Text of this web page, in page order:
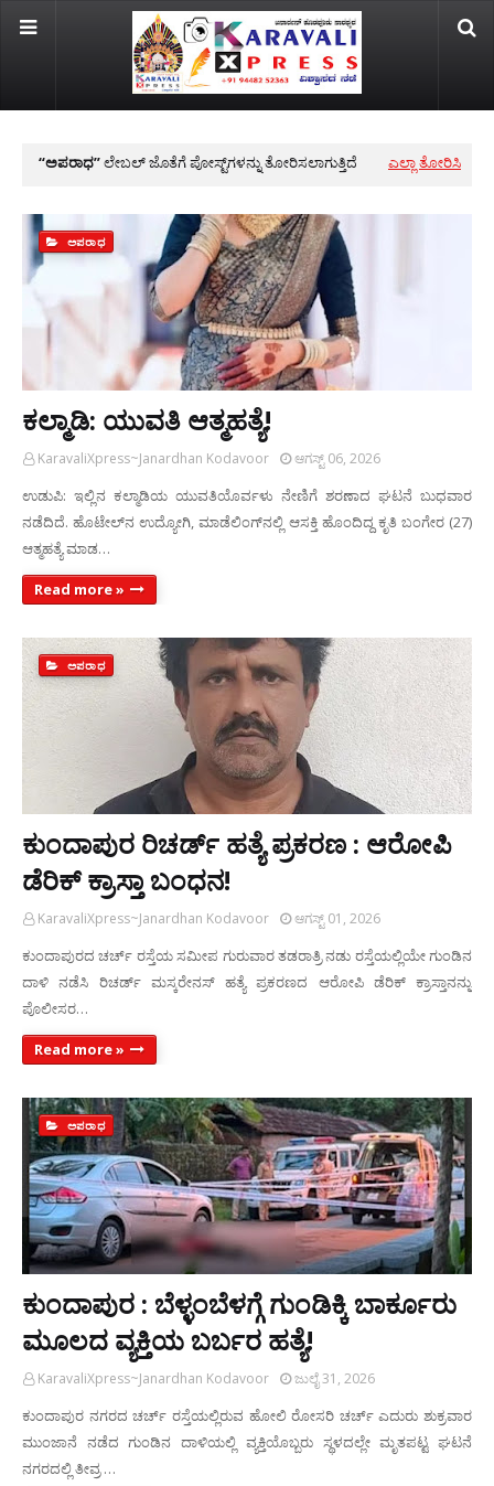
ಅಪರಾಧ ಲೇಬಲ್ ಜೊತೆಗೆ ಪೋಸ್ಟ್‌ಗಳನ್ನು ತೋರಿಸಲಾಗುತ್ತಿದೆ ಎಲ್ಲಾ ತೋರಿಸಿ
ಅಪರಾಧ
ಕಲ್ಮಾಡಿ: ಯುವತಿ ಆತ್ಮಹತ್ಯೆ!
KaravaliXpress~Janardhan Kodavoor ಆಗಸ್ಟ್ 06, 2026
ಉಡುಪಿ: ಇಲ್ಲಿನ ಕಲ್ಮಾಡಿಯ ಯುವತಿಯೊರ್ವಳು ನೇಣಿಗೆ ಶರಣಾದ ಘಟನೆ ಬುಧವಾರ
ನಡೆದಿದೆ. ಹೊಟೇಲ್‌ನ ಉದ್ಯೋಗಿ, ಮಾಡೆಲಿಂಗ್‌ನಲ್ಲಿ ಆಸಕ್ತಿ ಹೊಂದಿದ್ದ ಕೃತಿ ಬಂಗೇರ (27)
ಆತ್ಮಹತ್ಯೆ ಮಾಡ…
Read more »
ಅಪರಾಧ
ಕುಂದಾಪುರ ರಿಚರ್ಡ್‌ ಹತ್ಯೆ ಪ್ರಕರಣ : ಆರೋಪಿ
ಡೆರಿಕ್‌ ಕ್ರಾಸ್ತಾ ಬಂಧನ!
KaravaliXpress~Janardhan Kodavoor ಆಗಸ್ಟ್ 01, 2026
ಕುಂದಾಪುರದ ಚರ್ಚ್‌ ರಸ್ತೆಯ ಸಮೀಪ ಗುರುವಾರ ತಡರಾತ್ರಿ ನಡು ರಸ್ತೆಯಲ್ಲಿಯೇ ಗುಂಡಿನ
ದಾಳಿ ನಡೆಸಿ ರಿಚರ್ಡ್‌ ಮಸ್ಕರೇನಸ್‌ ಹತ್ಯೆ ಪ್ರಕರಣದ ಆರೋಪಿ ಡೆರಿಕ್‌ ಕ್ರಾಸ್ತಾನನ್ನು
ಪೊಲೀಸರ…
Read more »
ಅಪರಾಧ
ಕುಂದಾಪುರ : ಬೆಳ್ಳಂಬೆಳಗ್ಗೆ ಗುಂಡಿಕ್ಕಿ ಬಾರ್ಕೂರು
ಮೂಲದ ವ್ಯಕ್ತಿಯ ಬರ್ಬರ ಹತ್ಯೆ!
KaravaliXpress~Janardhan Kodavoor ಜುಲೈ 31, 2026
ಕುಂದಾಪುರ ನಗರದ ಚರ್ಚ್ ರಸ್ತೆಯಲ್ಲಿರುವ ಹೋಲಿ ರೋಸರಿ ಚರ್ಚ್ ಎದುರು ಶುಕ್ರವಾರ
ಮುಂಜಾನೆ ನಡೆದ ಗುಂಡಿನ ದಾಳಿಯಲ್ಲಿ ವ್ಯಕ್ತಿಯೊಬ್ಬರು ಸ್ಥಳದಲ್ಲೇ ಮೃತಪಟ್ಟ ಘಟನೆ
ನಗರದಲ್ಲಿ ತೀವ್ರ …